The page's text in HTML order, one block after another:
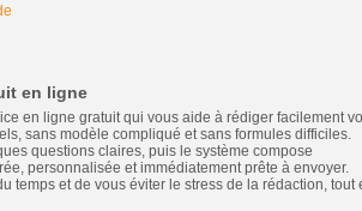
en ligne
en ligne gratuit qui vous aide à rédiger facilement
sans modèle compliqué et sans formules difficiles.
questions claires, puis le système compose
personnalisée et immédiatement prête à envoyer.
temps et de vous éviter le stress de la rédaction, tout